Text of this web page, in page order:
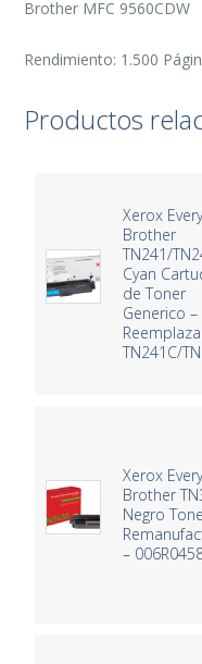
Brother MFC 9560CDW
Rendimiento: 1.500
Productos
Xerox
Brother
TN241/
Cyan
de Toner
Generico –
Reemplaza
TN241C/
Xerox
Brother
Negro
–